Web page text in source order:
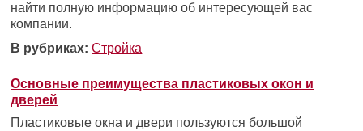
найти полную информацию об интересующей вас
компании.
В рубриках: Стройка
Основные преимущества пластиковых окон и
дверей
Пластиковые окна и двери пользуются большой